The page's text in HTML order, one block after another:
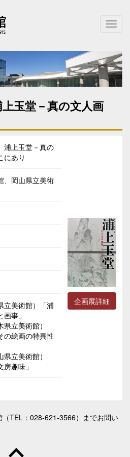
T
g
l
e
n
g
玉堂－真の文人画
上玉堂－真の
にあり
企画展詳細
、岡山県立美術
立美術館）「浦
画事」
立美術館）
の絵画の特異性
立美術館）
房趣味」
TEL：028-621-3566）までお問い